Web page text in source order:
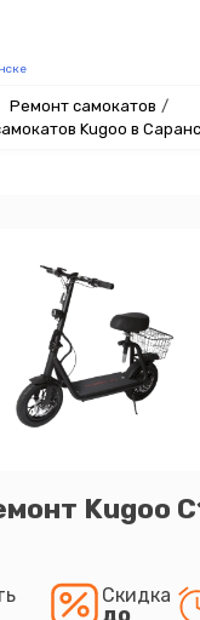
Ремонт самокатов /
Kugoo в
Kugoo
Скидка